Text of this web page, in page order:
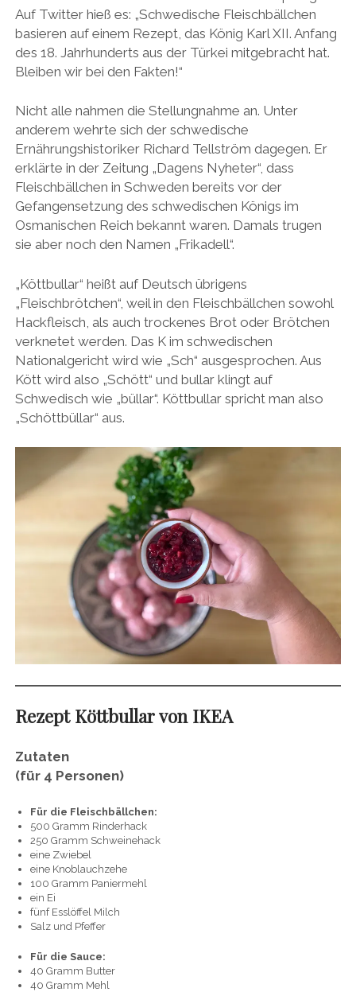
Auf Twitter hieß es: „Schwedische Fleischbällchen
basieren auf einem Rezept, das König Karl XII. Anfang
des 18. Jahrhunderts aus der Türkei mitgebracht hat.
Bleiben wir bei den Fakten!“
Nicht alle nahmen die Stellungnahme an. Unter
anderem wehrte sich der schwedische
Ernährungshistoriker Richard Tellström dagegen. Er
erklärte in der Zeitung „Dagens Nyheter“, dass
Fleischbällchen in Schweden bereits vor der
Gefangensetzung des schwedischen Königs im
Osmanischen Reich bekannt waren. Damals trugen
sie aber noch den Namen „Frikadell“.
„Köttbullar“ heißt auf Deutsch übrigens
„Fleischbrötchen“, weil in den Fleischbällchen sowohl
Hackfleisch, als auch trockenes Brot oder Brötchen
verknetet werden. Das K im schwedischen
Nationalgericht wird wie „Sch“ ausgesprochen. Aus
Kött wird also „Schött“ und bullar klingt auf
Schwedisch wie „büllar“. Köttbullar spricht man also
„Schöttbüllar“ aus.
Rezept Köttbullar von IKEA
Zutaten
(für 4 Personen)
Für die Fleischbällchen:
500 Gramm Rinderhack
250 Gramm Schweinehack
eine Zwiebel
eine Knoblauchzehe
100 Gramm Paniermehl
ein Ei
fünf Esslöffel Milch
Salz und Pfeffer
Für die Sauce:
40 Gramm Butter
40 Gramm Mehl